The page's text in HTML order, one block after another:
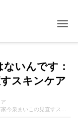
ないんです：
スキンケア
いこの見直すスキンケア